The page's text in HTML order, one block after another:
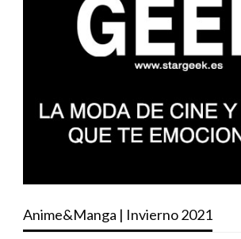
Anime&Manga | Invierno 2021